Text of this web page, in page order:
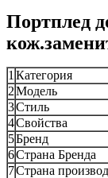
Портплед
1 Категория
2Модель
3Стиль
4Свойства
5Бренд
6Страна Бренда
7Страна